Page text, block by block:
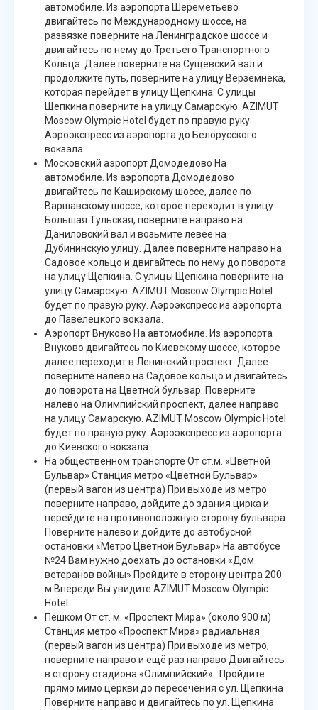
автомобиле. Из аэропорта Шереметьево
двигайтесь по Международному шоссе, на
развязке поверните на Ленинградское шоссе и
двигайтесь по нему до Третьего Транспортного
Кольца. Далее поверните на Сущевский вал и
продолжите путь, поверните на улицу Верземнека,
которая перейдет в улицу Щепкина. С улицы
Щепкина поверните на улицу Самарскую. AZIMUT
Moscow Olympic Hotel будет по правую руку.
Аэроэкспресс из аэропорта до Белорусского
вокзала.
Московский аэропорт Домодедово На
автомобиле. Из аэропорта Домодедово
двигайтесь по Каширскому шоссе, далее по
Варшавскому шоссе, которое переходит в улицу
Большая Тульская, поверните направо на
Даниловский вал и возьмите левее на
Дубининскую улицу. Далее поверните направо на
Садовое кольцо и двигайтесь по нему до поворота
на улицу Щепкина. С улицы Щепкина поверните на
улицу Самарскую. AZIMUT Moscow Olympic Hotel
будет по правую руку. Аэроэкспресс из аэропорта
до Павелецкого вокзала.
Аэропорт Внуково На автомобиле. Из аэропорта
Внуково двигайтесь по Киевскому шоссе, которое
далее переходит в Ленинский проспект. Далее
поверните налево на Садовое кольцо и двигайтесь
до поворота на Цветной бульвар. Поверните
налево на Олимпийский проспект, далее направо
на улицу Самарскую. AZIMUT Moscow Olympic Hotel
будет по правую руку. Аэроэкспресс из аэропорта
до Киевского вокзала.
На общественном транспорте От ст.м. «Цветной
Бульвар» Станция метро «Цветной Бульвар»
(первый вагон из центра) При выходе из метро
поверните направо, дойдите до здания цирка и
перейдите на противоположную сторону бульвара
Поверните налево и дойдите до автобусной
остановки «Метро Цветной Бульвар» На автобусе
№24 Вам нужно доехать до остановки «Дом
ветеранов войны» Пройдите в сторону центра 200
м Впереди Вы увидите AZIMUT Moscow Olympic
Hotel.
Пешком От ст. м. «Проспект Мира» (около 900 м)
Станция метро «Проспект Мира» радиальная
(первый вагон из центра) При выходе из метро,
поверните направо и ещё раз направо Двигайтесь
в сторону стадиона «Олимпийский» . Пройдите
прямо мимо церкви до пересечения с ул. Щепкина
Поверните направо и двигайтесь по ул. Щепкина